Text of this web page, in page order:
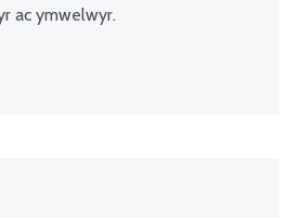
ac ymwelwyr.